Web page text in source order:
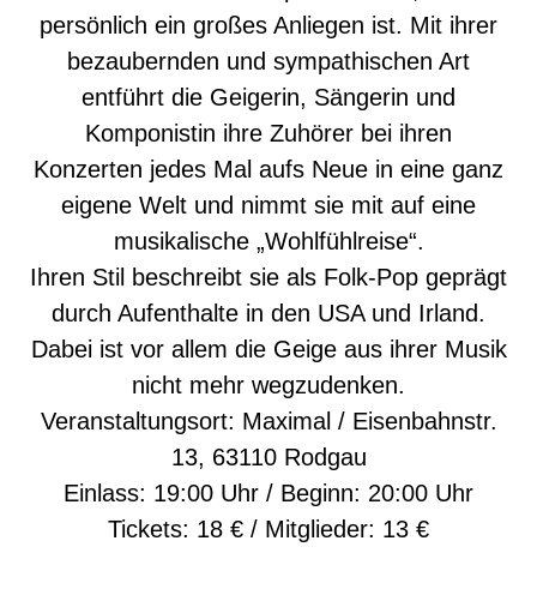
persönlich ein großes Anliegen ist. Mit ihrer
bezaubernden und sympathischen Art
entführt die Geigerin, Sängerin und
Komponistin ihre Zuhörer bei ihren
Konzerten jedes Mal aufs Neue in eine ganz
eigene Welt und nimmt sie mit auf eine
musikalische „Wohlfühlreise“.
Ihren Stil beschreibt sie als Folk-Pop geprägt
durch Aufenthalte in den USA und Irland.
Dabei ist vor allem die Geige aus ihrer Musik
nicht mehr wegzudenken.
Veranstaltungsort: Maximal / Eisenbahnstr.
13, 63110 Rodgau
Einlass: 19:00 Uhr / Beginn: 20:00 Uhr
Tickets: 18 € / Mitglieder: 13 €